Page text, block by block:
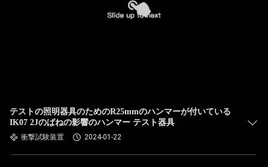
テストの照明器具のためのR25mmのハンマーが付いている
IK07 2Jのばねの影響のハンマー テスト器具
衝撃試験装置 2024-01-22